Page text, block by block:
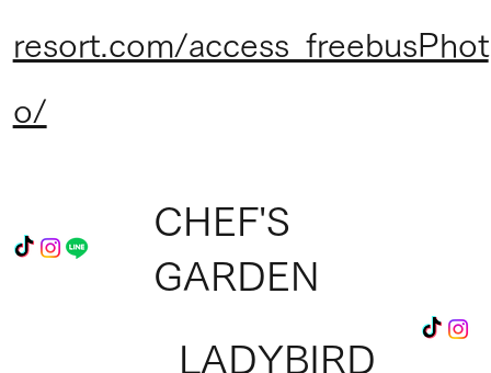
resort.com/access_freebusPhot
o/
LADYBIRD
CHEF'S
GARDEN